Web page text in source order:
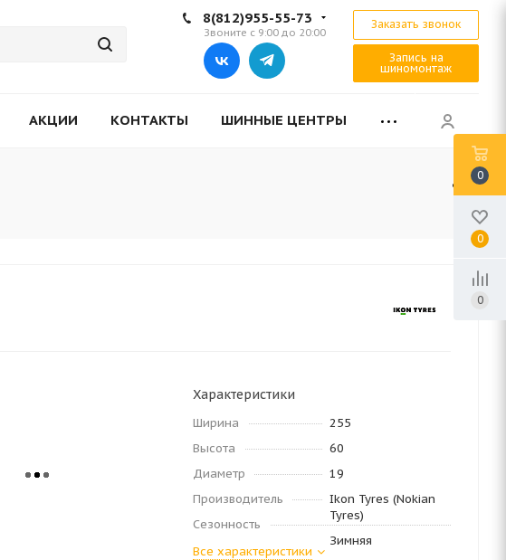
8(812)955-55-73
Звоните с 9:00 до 20:00
Заказать звонок
Запись на
шиномонтаж
АКЦИИ КОНТАКТЫ ШИННЫЕ ЦЕНТРЫ
Характеристики
Ширина
255
Высота
60
Диаметр
19
Производитель
Ikon Tyres (Nokian
Tyres)
Сезонность
Зимняя
Все характеристики
0
0
0